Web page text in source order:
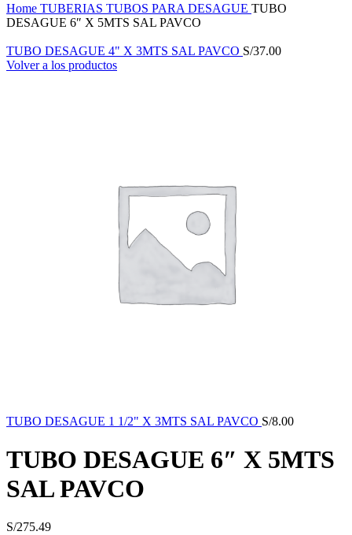
Home TUBERIAS TUBOS PARA DESAGUE TUBO
DESAGUE 6″ X 5MTS SAL PAVCO
TUBO DESAGUE 4" X 3MTS SAL PAVCO S/37.00
Volver a los productos
TUBO DESAGUE 1 1/2" X 3MTS SAL PAVCO S/8.00
TUBO DESAGUE 6″ X 5MTS
SAL PAVCO
S/275.49